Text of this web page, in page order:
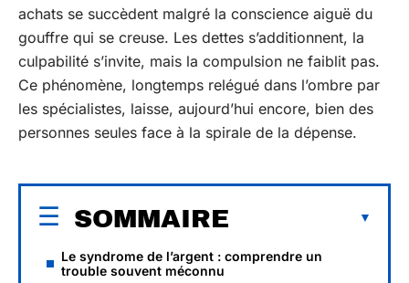
achats se succèdent malgré la conscience aiguë du
gouffre qui se creuse. Les dettes s’additionnent, la
culpabilité s’invite, mais la compulsion ne faiblit pas.
Ce phénomène, longtemps relégué dans l’ombre par
les spécialistes, laisse, aujourd’hui encore, bien des
personnes seules face à la spirale de la dépense.
SOMMAIRE
Le syndrome de l’argent : comprendre un
trouble souvent méconnu